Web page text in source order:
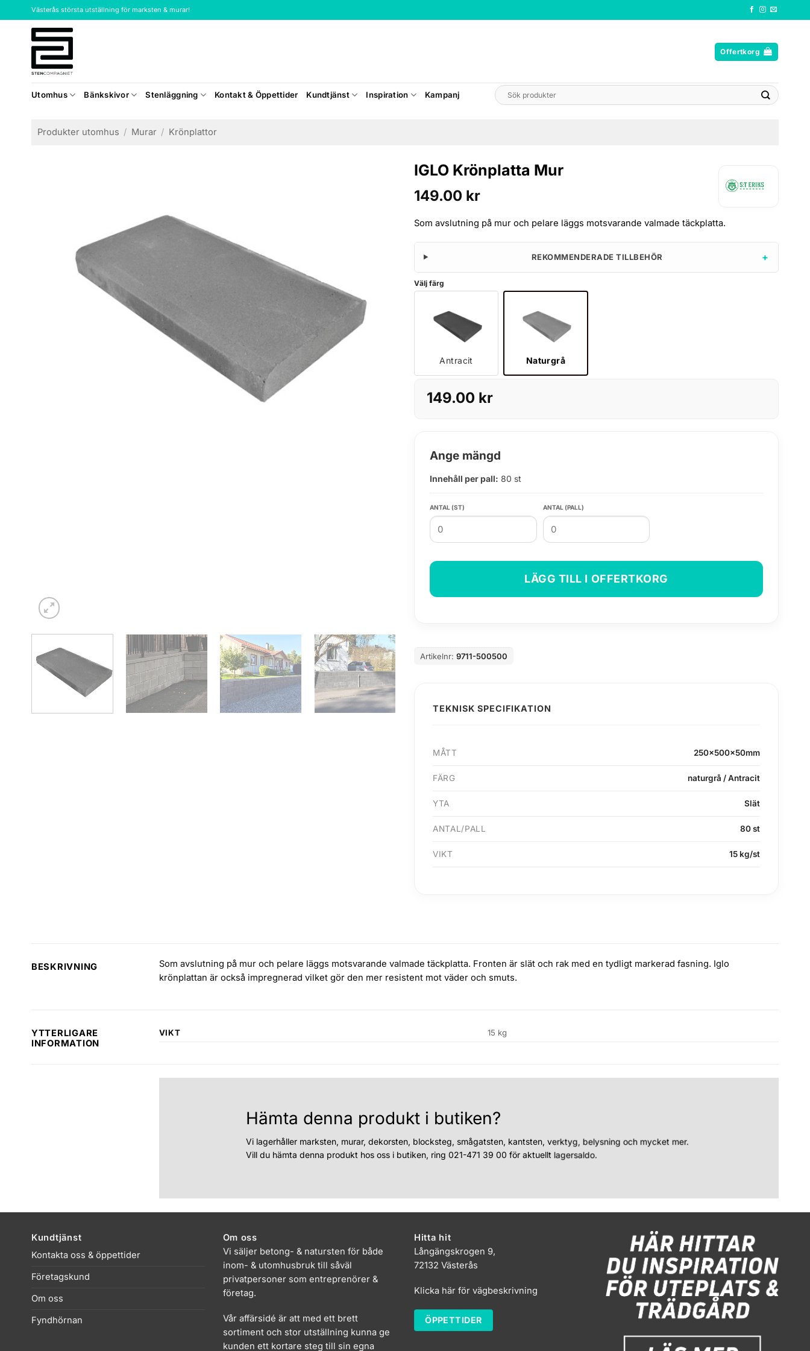
to
Västerås största utställning för marksten & murar!
Offertkorg
Utomhus Bänkskivor Stenläggning Kontakt & Öppettider Kundtjänst Inspiration Kampanj
Sök
efter:
Produkter utomhus / Murar / Krönplattor
IGLO Krönplatta Mur
149.00 kr
Som avslutning på mur och pelare läggs motsvarande valmade täckplatta.
REKOMMENDERADE TILLBEHÖR +
Välj färg
Antracit Naturgrå
149.00 kr
Ange mängd
Innehåll per pall: 80 st
ANTAL (ST) ANTAL (PALL)
LÄGG TILL I OFFERTKORG
Artikelnr: 9711-500500
TEKNISK SPECIFIKATION
MÅTT 250x500x50mm
FÄRG naturgrå / Antracit
YTA Slät
ANTAL/PALL 80 st
VIKT 15 kg/st
BESKRIVNING
Som avslutning på mur och pelare läggs motsvarande valmade täckplatta. Fronten är slät och rak med en tydligt markerad fasning. Iglo
krönplattan är också impregnerad vilket gör den mer resistent mot väder och smuts.
YTTERLIGARE
INFORMATION
VIKT 15 kg
Hämta denna produkt i butiken?
Vi lagerhåller marksten, murar, dekorsten, blocksteg, smågatsten, kantsten, verktyg, belysning och mycket mer.
Vill du hämta denna produkt hos oss i butiken, ring 021-471 39 00 för aktuellt lagersaldo.
Kundtjänst
Kontakta oss & öppettider
Företagskund
Om oss
Fyndhörnan
Om oss
Vi säljer betong- & natursten för både
inom- & utomhusbruk till såväl
privatpersoner som entreprenörer &
företag.
Vår affärsidé är att med ett brett
sortiment och stor utställning kunna ge
kunden ett kortare steg till sin egna
Hitta hit
Långängskrogen 9,
72132 Västerås
Klicka här för vägbeskrivning
ÖPPETTIDER